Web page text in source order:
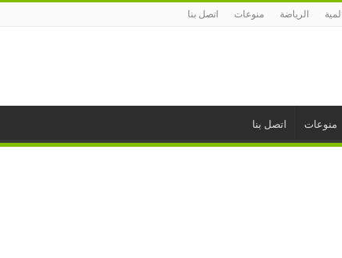
الرياضة منوعات اتصل بنا
منوعات اتصل بنا